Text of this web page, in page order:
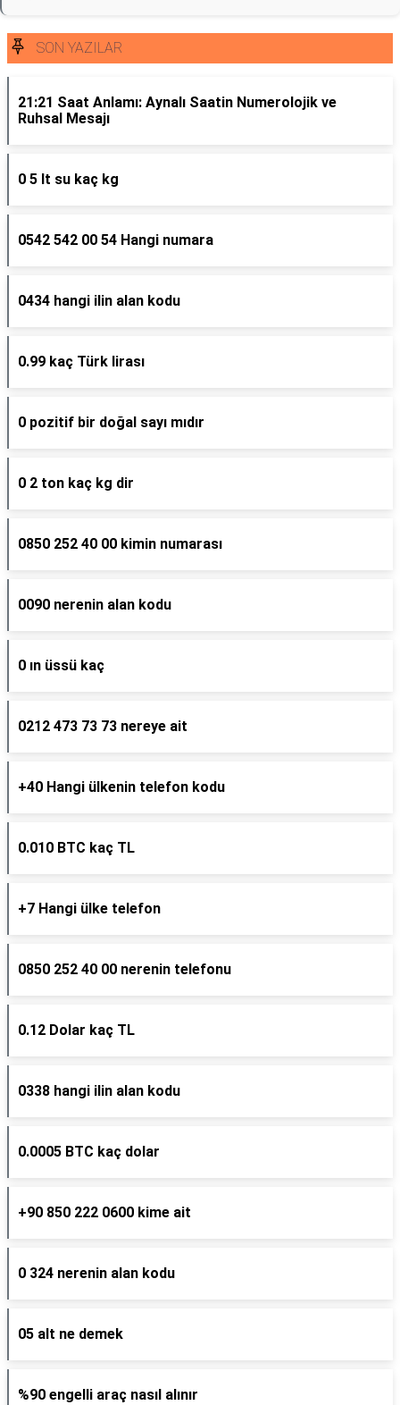
SON YAZILAR
21:21 Saat Anlamı: Aynalı Saatin Numerolojik ve
Ruhsal Mesajı
0 5 lt su kaç kg
0542 542 00 54 Hangi numara
0434 hangi ilin alan kodu
0.99 kaç Türk lirası
0 pozitif bir doğal sayı mıdır
0 2 ton kaç kg dir
0850 252 40 00 kimin numarası
0090 nerenin alan kodu
0 ın üssü kaç
0212 473 73 73 nereye ait
+40 Hangi ülkenin telefon kodu
0.010 BTC kaç TL
+7 Hangi ülke telefon
0850 252 40 00 nerenin telefonu
0.12 Dolar kaç TL
0338 hangi ilin alan kodu
0.0005 BTC kaç dolar
+90 850 222 0600 kime ait
0 324 nerenin alan kodu
05 alt ne demek
%90 engelli araç nasıl alınır